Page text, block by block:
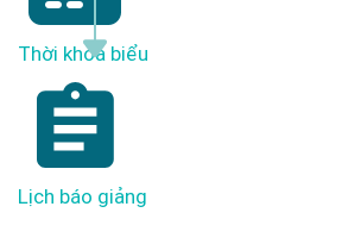
Thời khóa biểu
Lịch báo giảng